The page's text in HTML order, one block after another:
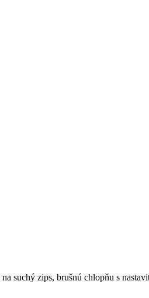
suchý zips, brušnú chlopňu s